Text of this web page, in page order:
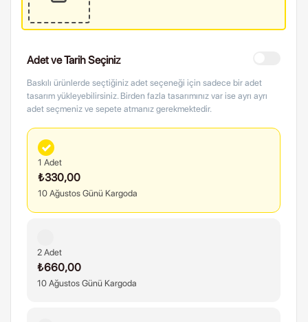
Adet ve Tarih Seçiniz
Baskılı ürünlerde seçtiğiniz adet seçeneği için sadece bir adet
tasarım yükleyebilirsiniz. Birden fazla tasarımınız var ise ayrı ayrı
adet seçmeniz ve sepete atmanız gerekmektedir.
1 Adet
₺330,00
10 Ağustos Günü Kargoda
2 Adet
₺660,00
10 Ağustos Günü Kargoda